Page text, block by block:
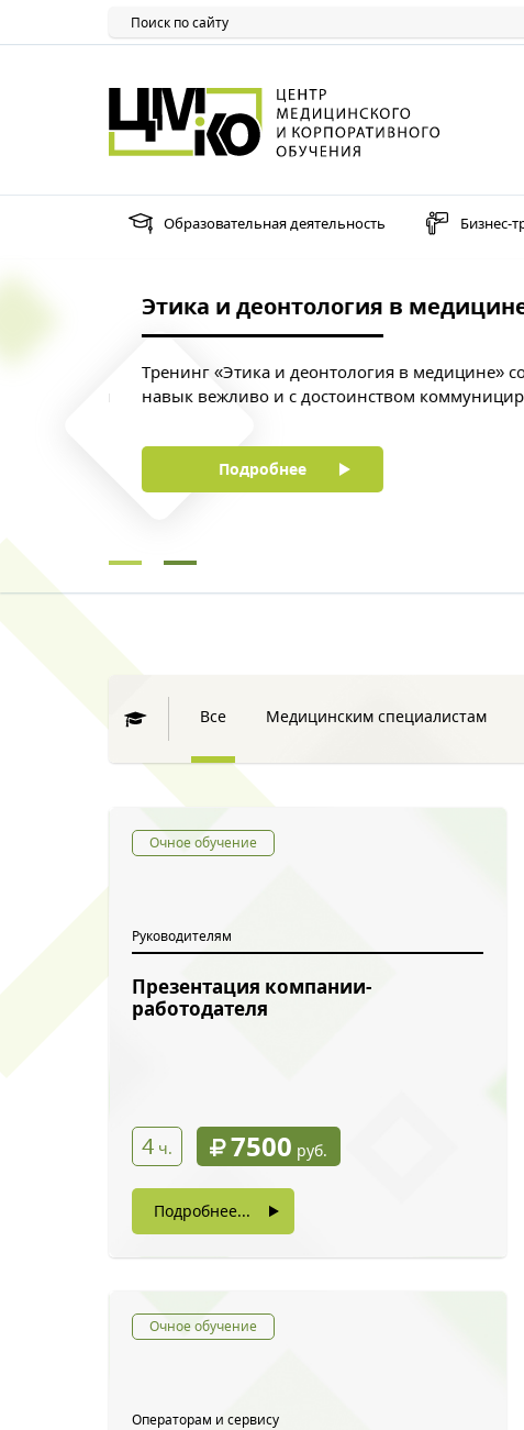
Образовательная деятельность Бизнес-
Этика и деонтология в медицине
Тренинг «Этика и деонтология в медицине»
навык вежливо и с достоинством
Подробнее
Все Медицинским специалистам
Очное обучение
Руководителям
Презентация компании-
работодателя
4 ч. 7500 руб.
Подробнее...
Очное обучение
Операторам и сервису